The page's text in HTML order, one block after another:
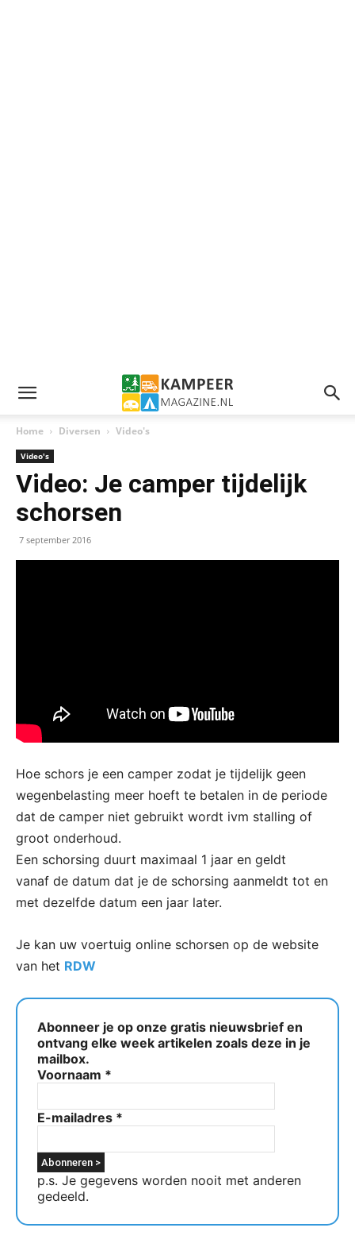
Home Diversen Video's
Video's
Video: Je camper tijdelijk
schorsen
7 september 2016
Hoe schors je een camper zodat je tijdelijk geen
wegenbelasting meer hoeft te betalen in de periode
dat de camper niet gebruikt wordt ivm stalling of
groot onderhoud.
Een schorsing duurt maximaal 1 jaar en geldt
vanaf de datum dat je de schorsing aanmeldt tot en
met dezelfde datum een jaar later.
Je kan uw voertuig online schorsen op de website
van het RDW
Abonneer je op onze gratis nieuwsbrief en
ontvang elke week artikelen zoals deze in je
mailbox.
Voornaam *
E-mailadres *
p.s. Je gegevens worden nooit met anderen
gedeeld.